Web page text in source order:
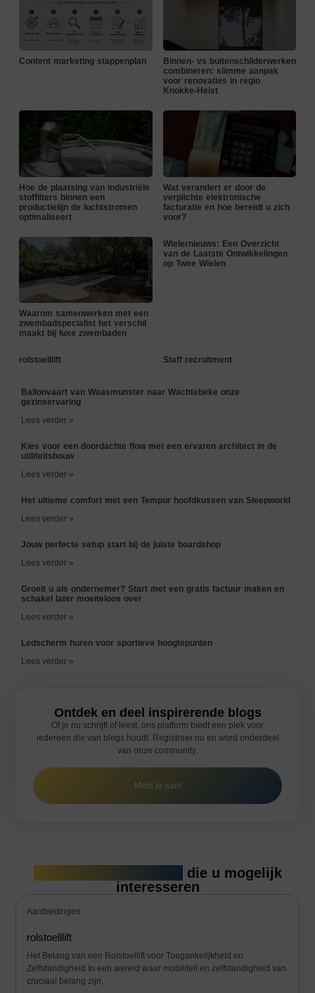
Content marketing stappenplan
Binnen- vs buitenschilderwerken
combineren: slimme aanpak
voor renovaties in regio
Knokke-Heist
Hoe de plaatsing van industriële
stoffilters binnen een
productielijn de luchtstromen
optimaliseert
Wat verandert er door de
verplichte elektronische
facturatie en hoe bereidt u zich
voor?
Waarom samenwerken met een
zwembadspecialist het verschil
maakt bij luxe zwembaden
Wielernieuws: Een Overzicht
van de Laatste Ontwikkelingen
op Twee Wielen
rolstoelllift Staff recruitment
Ballonvaart van Waasmunster naar Wachtebeke onze
gezinservaring
Lees verder »
Kies voor een doordachte flow met een ervaren architect in de
utiliteitsbouw
Lees verder »
Het ultieme comfort met een Tempur hoofdkussen van Sleepworld
Lees verder »
Jouw perfecte setup start bij de juiste boardshop
Lees verder »
Groeit u als ondernemer? Start met een gratis factuur maken en
schakel later moeiteloos over
Lees verder »
Ledscherm huren voor sportieve hoogtepunten
Lees verder »
Ontdek en deel inspirerende blogs
Of je nu schrijft of leest, ons platform biedt een plek voor
iedereen die van blogs houdt. Registreer nu en word onderdeel
van onze community.
Meld je aan!
die u mogelijk
interesseren
Aanbiedingen
rolstoelllift
Het Belang van een Rolstoellift voor Toegankelijkheid en
Zelfstandigheid In een wereld waar mobiliteit en zelfstandigheid van
cruciaal belang zijn,